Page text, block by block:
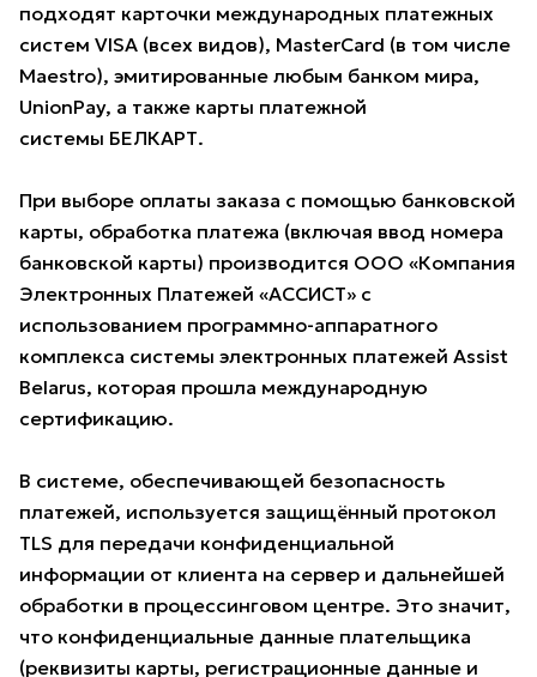
подходят карточки международных платежных
систем VISA (всех видов), MasterCard (в том числе
Maestro), эмитированные любым банком мира,
UnionPay, а также карты платежной
системы БЕЛКАРТ.
При выборе оплаты заказа с помощью банковской
карты, обработка платежа (включая ввод номера
банковской карты) производится ООО «Компания
Электронных Платежей «АССИСТ» с
использованием программно-аппаратного
комплекса системы электронных платежей Assist
Belarus, которая прошла международную
сертификацию.
В системе, обеспечивающей безопасность
платежей, используется защищённый протокол
TLS для передачи конфиденциальной
информации от клиента на сервер и дальнейшей
обработки в процессинговом центре. Это значит,
что конфиденциальные данные плательщика
(реквизиты карты, регистрационные данные и